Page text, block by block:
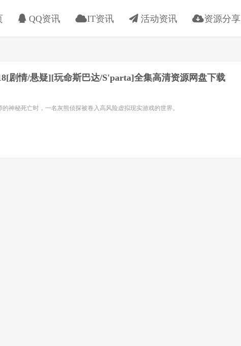
QQ资讯 IT资讯 活动资讯 资源分享
剧情/悬疑][玩命斯巴达/S'parta]全集高清资源网盘下载
神秘死亡时，一名灰熊侦探被卷入高风险虚拟现实游戏的世界。